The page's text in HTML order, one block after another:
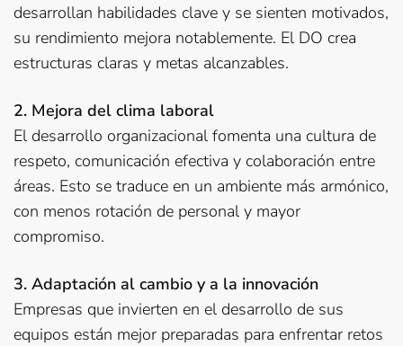
desarrollan habilidades clave y se sienten motivados,
su rendimiento mejora notablemente. El DO crea
estructuras claras y metas alcanzables.
2. Mejora del clima laboral
El desarrollo organizacional fomenta una cultura de
respeto, comunicación efectiva y colaboración entre
áreas. Esto se traduce en un ambiente más armónico,
con menos rotación de personal y mayor
compromiso.
3. Adaptación al cambio y a la innovación
Empresas que invierten en el desarrollo de sus
equipos están mejor preparadas para enfrentar retos